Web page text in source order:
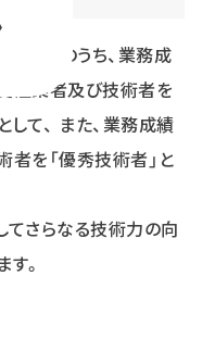
業務のうち、業務成
注業者及び技術者を
して、 また、業務成績
を「優秀技術者」と
てさらなる技術力の向
。